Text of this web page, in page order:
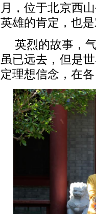
月，位于北京西
英雄的肯定，也
英烈的故事，
虽已远去，但是
定理想信念，在